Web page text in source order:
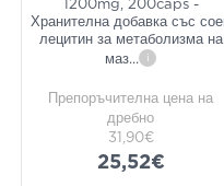
1200mg, 200caps -
Хранителна добавка със
лецитин за метаболизма на
маз... i
Препоръчителна цена на
дребно
31,90€
25,52€